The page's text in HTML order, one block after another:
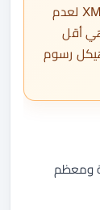
بعد 12 شهراً من عدم النشاط. رسوم XM لعدم
90 يوماً، وهي أقل
رسوم
ومعظم